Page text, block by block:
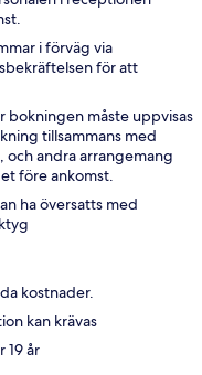
i förväg via
för att
bokningen måste uppvisas
tillsammans med
andra arrangemang
före ankomst.
ha översatts med
kostnader.
kan krävas
19 år